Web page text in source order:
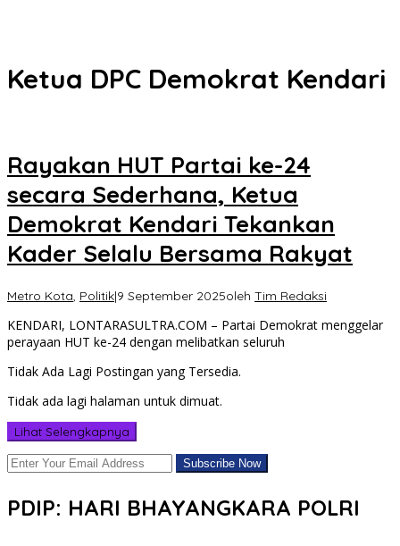
Ketua DPC Demokrat Kendari
Rayakan HUT Partai ke-24
secara Sederhana, Ketua
Demokrat Kendari Tekankan
Kader Selalu Bersama Rakyat
Metro Kota, Politik|9 September 2025oleh Tim Redaksi
KENDARI, LONTARASULTRA.COM – Partai Demokrat menggelar
perayaan HUT ke-24 dengan melibatkan seluruh
Tidak Ada Lagi Postingan yang Tersedia.
Tidak ada lagi halaman untuk dimuat.
Lihat Selengkapnya
PDIP: HARI BHAYANGKARA POLRI